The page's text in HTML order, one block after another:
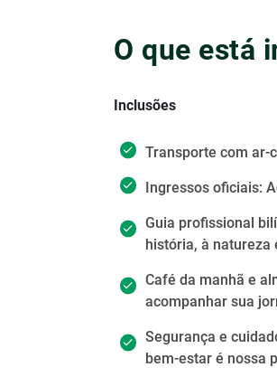
O que está
Inclusões
Transporte com ar-
Ingressos oficiais:
Guia profissional
história, à natureza
Café da manhã e
acompanhar sua
Segurança e
bem-estar é nossa